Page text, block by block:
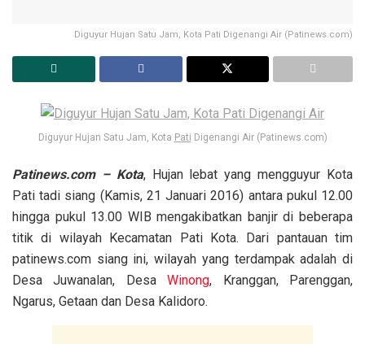
Diguyur Hujan Satu Jam, Kota Pati Digenangi Air (Patinews.com)
Diguyur Hujan Satu Jam, Kota Pati Digenangi Air (Patinews.com)
Patinews.com – Kota, Hujan lebat yang mengguyur Kota
Pati tadi siang (Kamis, 21 Januari 2016) antara pukul 12.00
hingga pukul 13.00 WIB mengakibatkan banjir di beberapa
titik di wilayah Kecamatan Pati Kota. Dari pantauan tim
patinews.com siang ini, wilayah yang terdampak adalah di
Desa Juwanalan, DesaWinong, Kranggan, Parenggan,
Ngarus, Getaan dan Desa Kalidoro.